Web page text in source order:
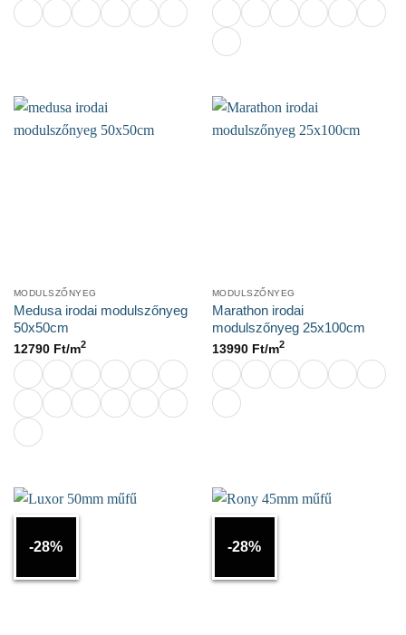
MODULSZŐNYEG
Medusa irodai modulszőnyeg
50x50cm
12790 Ft/m2
MODULSZŐNYEG
Marathon irodai
modulszőnyeg 25x100cm
13990 Ft/m2
-28% -28%